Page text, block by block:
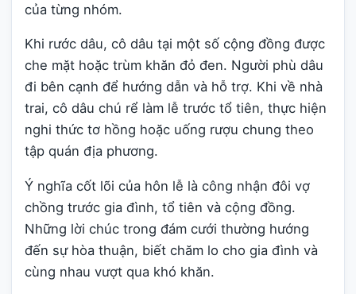
của từng nhóm.
Khi rước dâu, cô dâu tại một số cộng đồng được
che mặt hoặc trùm khăn đỏ đen. Người phù dâu
đi bên cạnh để hướng dẫn và hỗ trợ. Khi về nhà
trai, cô dâu chú rể làm lễ trước tổ tiên, thực hiện
nghi thức tơ hồng hoặc uống rượu chung theo
tập quán địa phương.
Ý nghĩa cốt lõi của hôn lễ là công nhận đôi vợ
chồng trước gia đình, tổ tiên và cộng đồng.
Những lời chúc trong đám cưới thường hướng
đến sự hòa thuận, biết chăm lo cho gia đình và
cùng nhau vượt qua khó khăn.